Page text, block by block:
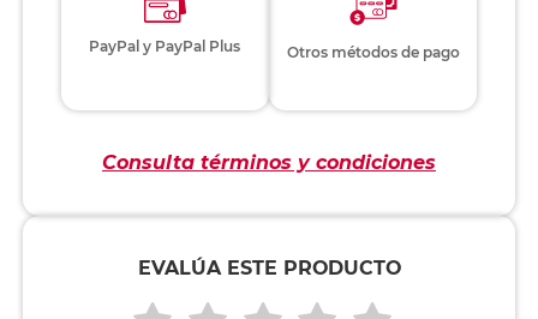
PayPal y PayPal Plus Otros métodos de pago
Consulta términos y condiciones
EVALÚA ESTE PRODUCTO